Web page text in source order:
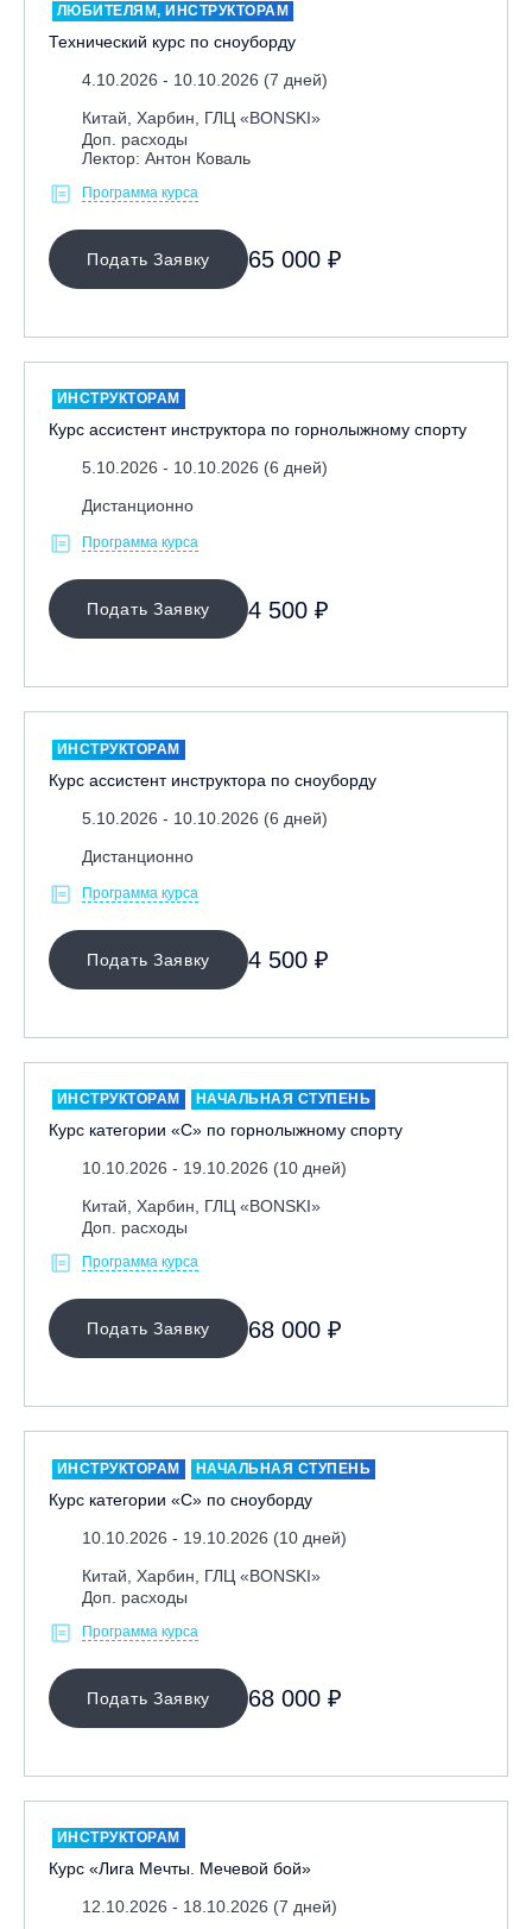
ЛЮБИТЕЛЯМ, ИНСТРУКТОРАМ
Технический курс по сноуборду
4.10.2026 - 10.10.2026 (7 дней)
Китай, Харбин, ГЛЦ «BONSKI»
Доп. расходы
Лектор: Антон Коваль
Программа курса
Подать Заявку 65 000 ₽
ИНСТРУКТОРАМ
Курс ассистент инструктора по горнолыжному спорту
5.10.2026 - 10.10.2026 (6 дней)
Дистанционно
Программа курса
Подать Заявку 4 500 ₽
ИНСТРУКТОРАМ
Курс ассистент инструктора по сноуборду
5.10.2026 - 10.10.2026 (6 дней)
Дистанционно
Программа курса
Подать Заявку 4 500 ₽
ИНСТРУКТОРАМ НАЧАЛЬНАЯ СТУПЕНЬ
Курс категории «С» по горнолыжному спорту
10.10.2026 - 19.10.2026 (10 дней)
Китай, Харбин, ГЛЦ «BONSKI»
Доп. расходы
Программа курса
Подать Заявку 68 000 ₽
ИНСТРУКТОРАМ НАЧАЛЬНАЯ СТУПЕНЬ
Курс категории «С» по сноуборду
10.10.2026 - 19.10.2026 (10 дней)
Китай, Харбин, ГЛЦ «BONSKI»
Доп. расходы
Программа курса
Подать Заявку 68 000 ₽
ИНСТРУКТОРАМ
Курс «Лига Мечты. Мечевой бой»
12.10.2026 - 18.10.2026 (7 дней)